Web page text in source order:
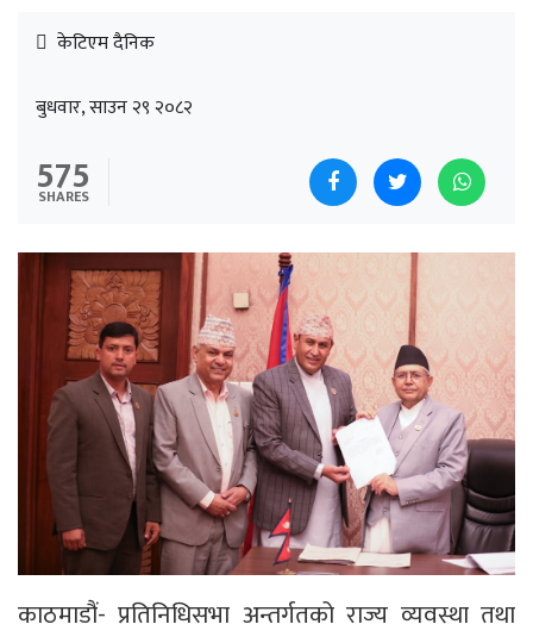
केटिएम दैनिक
बुधवार, साउन २९ २०८२
575
SHARES
काठमाडौं- प्रतिनिधिसभा अन्तर्गतको राज्य व्यवस्था तथा